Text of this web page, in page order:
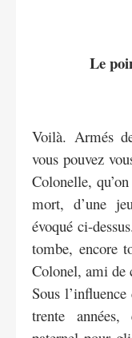
Le
Voilà. Armés
vous pouvez
Colonelle,
mort, d’une
évoqué ci-
tombe, encore
Colonel, ami de
Sous
trente